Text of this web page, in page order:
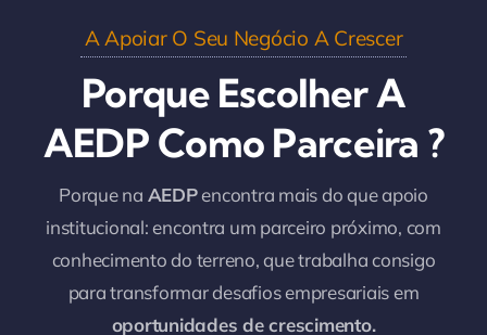
A Apoiar O Seu Negócio A Crescer
Porque Escolher A
AEDP Como Parceira ?
Porque na AEDPencontra mais do que apoio
institucional: encontra um parceiro próximo, com
conhecimento do terreno, que trabalha consigo
para transformar desafios empresariais em
oportunidades de crescimento.